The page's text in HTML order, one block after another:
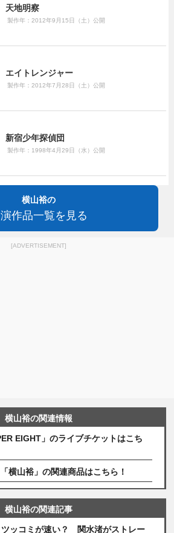
天地明察
製作年：2012年9月15日（土）公開
エイトレンジャー
製作年：2012年7月28日（土）公開
新宿少年探偵団
製作年：1998年4月29日（水）公開
横山裕の
作品一覧を見る
[ADVERTISEMENT]
横山裕の関連情報
EIGHT」のライブチケットはこち
横山裕」の関連商品はこちら！
横山裕の関連記事
ツッコミが速い？ 関水渚がストレー